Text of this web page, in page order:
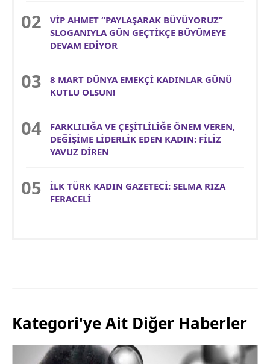
VİP AHMET “PAYLAŞARAK BÜYÜYORUZ”
SLOGANIYLA GÜN GEÇTİKÇE BÜYÜMEYE
DEVAM EDİYOR
8 MART DÜNYA EMEKÇİ KADINLAR GÜNÜ
KUTLU OLSUN!
FARKLILIĞA VE ÇEŞİTLİLİĞE ÖNEM VEREN,
DEĞİŞİME LİDERLİK EDEN KADIN: FİLİZ
YAVUZ DİREN
İLK TÜRK KADIN GAZETECİ: SELMA RIZA
FERACELİ
Kategori'ye Ait Diğer Haberler